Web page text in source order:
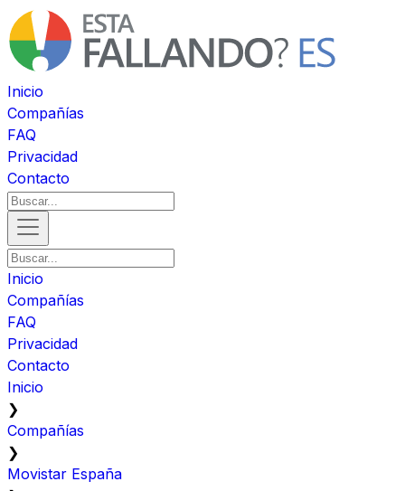
Inicio
Compañías
FAQ
Privacidad
Contacto
Inicio
Compañías
FAQ
Privacidad
Contacto
Inicio
❯
Compañías
❯
Movistar España